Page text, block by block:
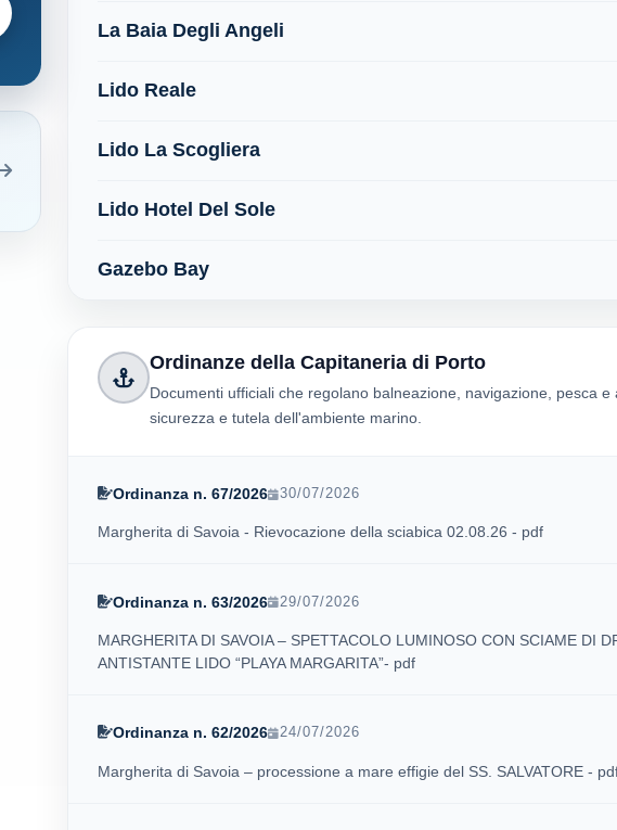
La Baia Degli Angeli
Lido Reale
Lido La Scogliera
Lido Hotel Del Sole
Gazebo Bay
Ordinanze della Capitaneria di Porto
Documenti ufficiali che regolano balneazione, navigazione, pesca
sicurezza e tutela dell'ambiente marino.
Ordinanza n. 67/2026 30/07/2026
Margherita di Savoia - Rievocazione della sciabica 02.08.26 - pdf
Ordinanza n. 63/2026 29/07/2026
MARGHERITA DI SAVOIA – SPETTACOLO LUMINOSO CON SCIAME DI
ANTISTANTE LIDO “PLAYA MARGARITA”- pdf
Ordinanza n. 62/2026 24/07/2026
Margherita di Savoia – processione a mare effigie del SS. SALVATORE -